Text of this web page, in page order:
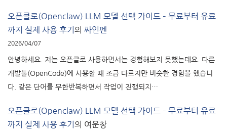
오픈클로(Openclaw) LLM 모델 선택 가이드 – 무료부터 유료
까지 실제 사용 후기 의 싸인펜
2026/04/07
안녕하세요. 저는 오픈클로 사용하면서는 경험해보지 못했는데요. 다른
개발툴(OpenCode)에 사용할 때 조금 다르지만 비슷한 경험을 했습니
다. 같은 단어를 무한반복하면서 작업이 진행되지…
오픈클로(Openclaw) LLM 모델 선택 가이드 – 무료부터 유료
까지 실제 사용 후기 의 여운창